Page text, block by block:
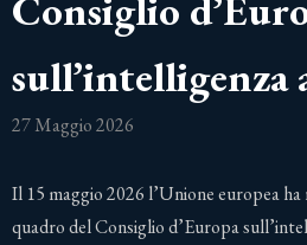
sull’intelligenza
27 Maggio 2026
Il 15 maggio 2026 l’Unione europea
quadro del Consiglio d’Europa